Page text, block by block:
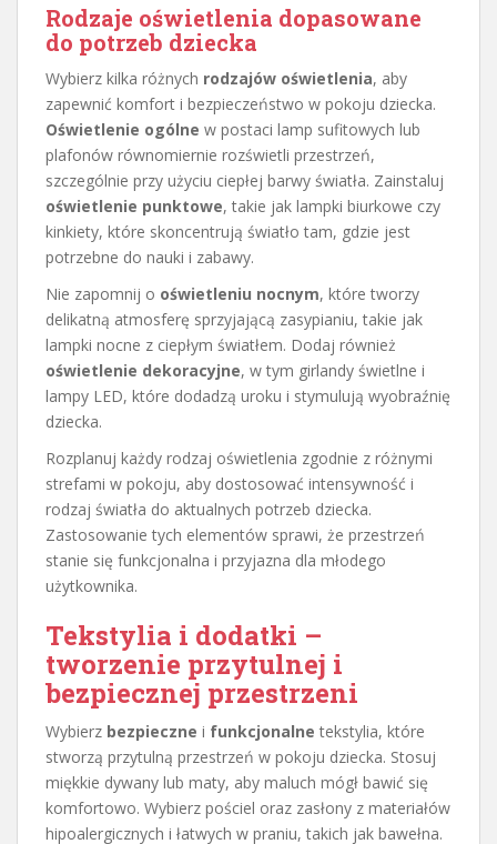
Rodzaje oświetlenia dopasowane
do potrzeb dziecka
Wybierz kilka różnych rodzajów oświetlenia, aby
zapewnić komfort i bezpieczeństwo w pokoju dziecka.
Oświetlenie ogólne w postaci lamp sufitowych lub
plafonów równomiernie rozświetli przestrzeń,
szczególnie przy użyciu ciepłej barwy światła. Zainstaluj
oświetlenie punktowe, takie jak lampki biurkowe czy
kinkiety, które skoncentrują światło tam, gdzie jest
potrzebne do nauki i zabawy.
Nie zapomnij o oświetleniu nocnym, które tworzy
delikatną atmosferę sprzyjającą zasypianiu, takie jak
lampki nocne z ciepłym światłem. Dodaj również
oświetlenie dekoracyjne, w tym girlandy świetlne i
lampy LED, które dodadzą uroku i stymulują wyobraźnię
dziecka.
Rozplanuj każdy rodzaj oświetlenia zgodnie z różnymi
strefami w pokoju, aby dostosować intensywność i
rodzaj światła do aktualnych potrzeb dziecka.
Zastosowanie tych elementów sprawi, że przestrzeń
stanie się funkcjonalna i przyjazna dla młodego
użytkownika.
Tekstylia i dodatki –
tworzenie przytulnej i
bezpiecznej przestrzeni
Wybierz bezpieczne i funkcjonalne tekstylia, które
stworzą przytulną przestrzeń w pokoju dziecka. Stosuj
miękkie dywany lub maty, aby maluch mógł bawić się
komfortowo. Wybierz pościel oraz zasłony z materiałów
hipoalergicznych i łatwych w praniu, takich jak bawełna.